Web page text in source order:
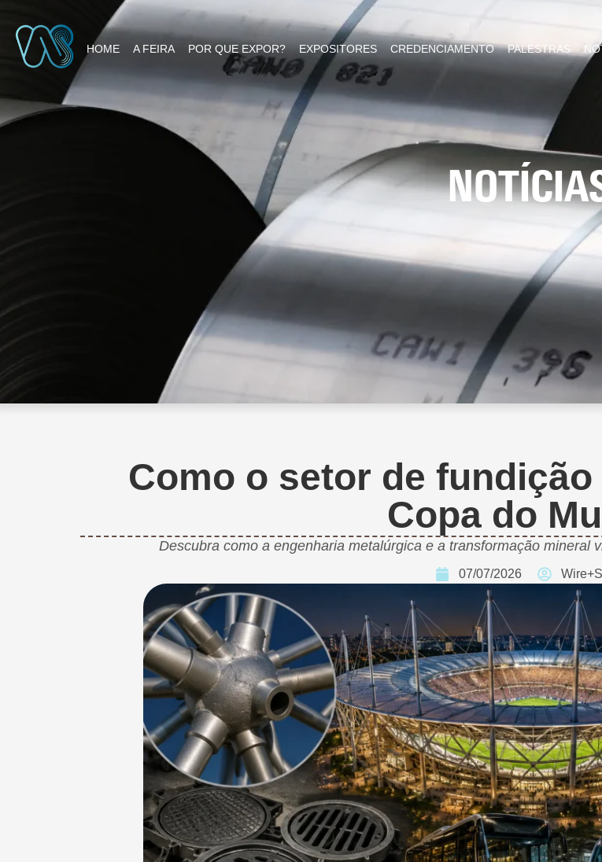
HOME A FEIRA POR QUE EXPOR? EXPOSITORES CREDENCIAMENTO PALESTRAS
Como o setor de
Copa do
Descubra como a engenharia metalúrgica e a transformação mineral
07/07/2026